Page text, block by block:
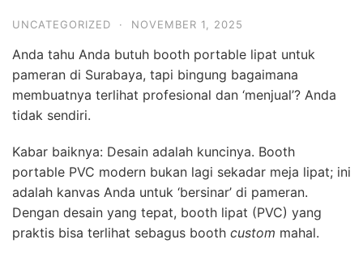
UNCATEGORIZED · NOVEMBER 1, 2025
Anda tahu Anda butuh booth portable lipat untuk
pameran di Surabaya, tapi bingung bagaimana
membuatnya terlihat profesional dan ‘menjual’? Anda
tidak sendiri.
Kabar baiknya: Desain adalah kuncinya. Booth
portable PVC modern bukan lagi sekadar meja lipat; ini
adalah kanvas Anda untuk ‘bersinar’ di pameran.
Dengan desain yang tepat, booth lipat (PVC) yang
praktis bisa terlihat sebagus booth custom mahal.